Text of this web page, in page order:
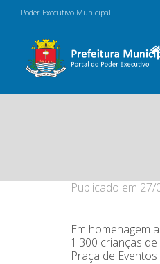
Poder Executivo Municipal
Publicado em 27/
Em homenagem
1.300 crianças
Praça de